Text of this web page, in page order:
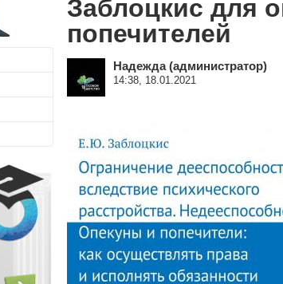
Заблоцкис для
попечителей
Надежда (администратор)
14:38, 18.01.2021